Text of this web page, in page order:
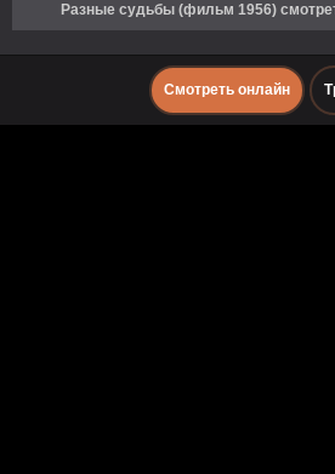
Разные судьбы (фильм 1956)
Смотреть онлайн